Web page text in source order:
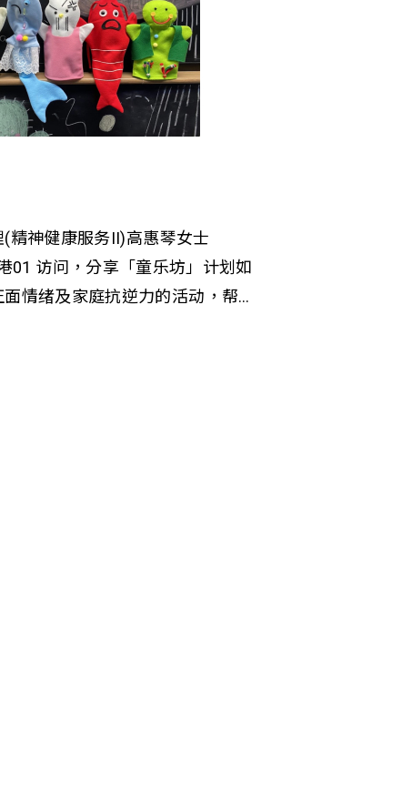
精神健康服务II)高惠琴女士
01 访问，分享「童乐坊」计划如
情绪及家庭抗逆力的活动，帮
儿童及青少年认识及管理情